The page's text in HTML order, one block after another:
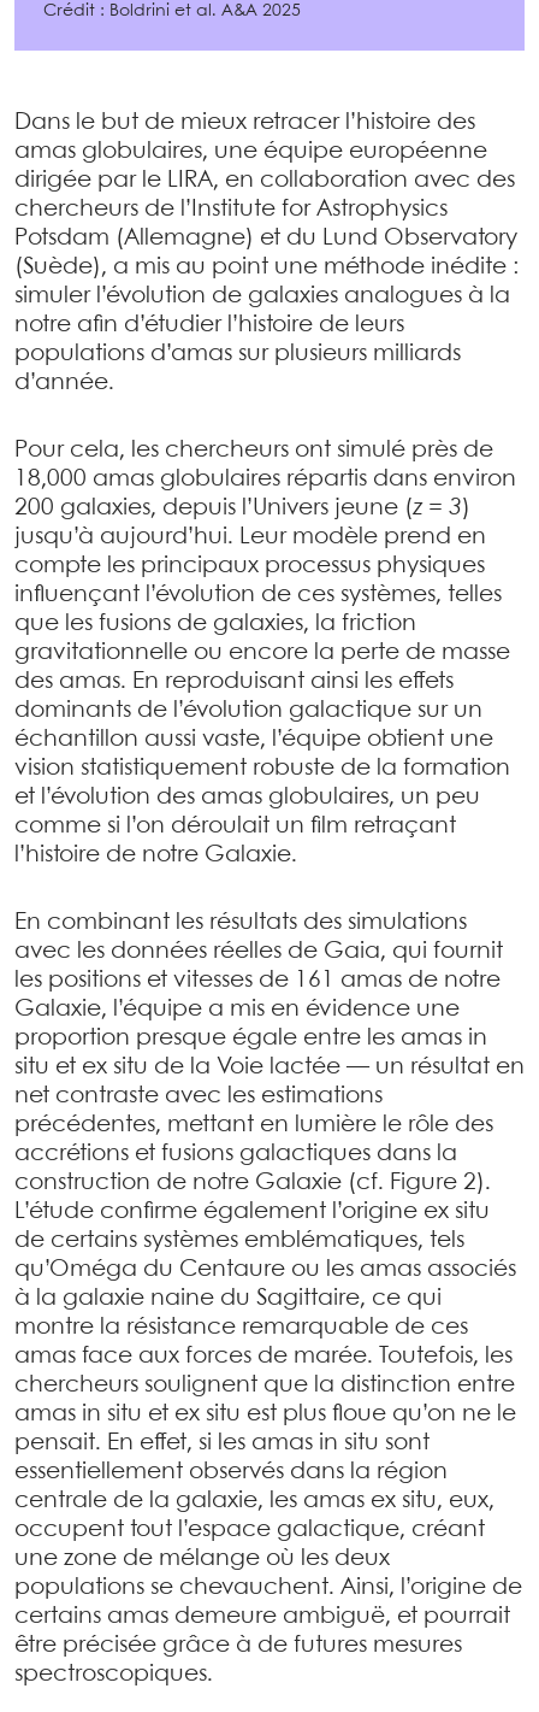
Crédit : Boldrini et al. A&A 2025
Dans le but de mieux retracer l’histoire des
amas globulaires, une équipe européenne
dirigée par le LIRA, en collaboration avec des
chercheurs de l’Institute for Astrophysics
Potsdam (Allemagne) et du Lund Observatory
(Suède), a mis au point une méthode inédite :
simuler l’évolution de galaxies analogues à la
notre afin d’étudier l’histoire de leurs
populations d’amas sur plusieurs milliards
d’année.
Pour cela, les chercheurs ont simulé près de
18,000 amas globulaires répartis dans environ
200 galaxies, depuis l’Univers jeune (z = 3)
jusqu’à aujourd’hui. Leur modèle prend en
compte les principaux processus physiques
influençant l’évolution de ces systèmes, telles
que les fusions de galaxies, la friction
gravitationnelle ou encore la perte de masse
des amas. En reproduisant ainsi les effets
dominants de l’évolution galactique sur un
échantillon aussi vaste, l’équipe obtient une
vision statistiquement robuste de la formation
et l’évolution des amas globulaires, un peu
comme si l’on déroulait un film retraçant
l’histoire de notre Galaxie.
En combinant les résultats des simulations
avec les données réelles de Gaia, qui fournit
les positions et vitesses de 161 amas de notre
Galaxie, l’équipe a mis en évidence une
proportion presque égale entre les amas in
situ et ex situ de la Voie lactée — un résultat en
net contraste avec les estimations
précédentes, mettant en lumière le rôle des
accrétions et fusions galactiques dans la
construction de notre Galaxie (cf. Figure 2).
L’étude confirme également l’origine ex situ
de certains systèmes emblématiques, tels
qu’Oméga du Centaure ou les amas associés
à la galaxie naine du Sagittaire, ce qui
montre la résistance remarquable de ces
amas face aux forces de marée. Toutefois, les
chercheurs soulignent que la distinction entre
amas in situ et ex situ est plus floue qu’on ne le
pensait. En effet, si les amas in situ sont
essentiellement observés dans la région
centrale de la galaxie, les amas ex situ, eux,
occupent tout l’espace galactique, créant
une zone de mélange où les deux
populations se chevauchent. Ainsi, l’origine de
certains amas demeure ambiguë, et pourrait
être précisée grâce à de futures mesures
spectroscopiques.